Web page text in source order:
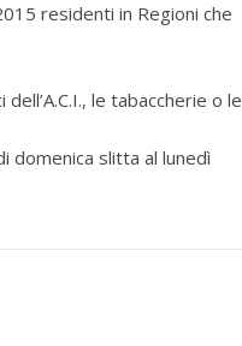
residenti in Regioni che
le tabaccherie o le
domenica slitta al lunedì